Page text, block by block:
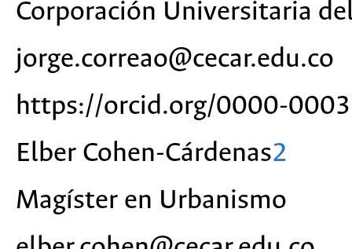
Corporación Universitaria
jorge.correao@cecar.edu.co
https://orcid.org/0000-
Elber Cohen-Cárdenas2
Magíster en Urbanismo